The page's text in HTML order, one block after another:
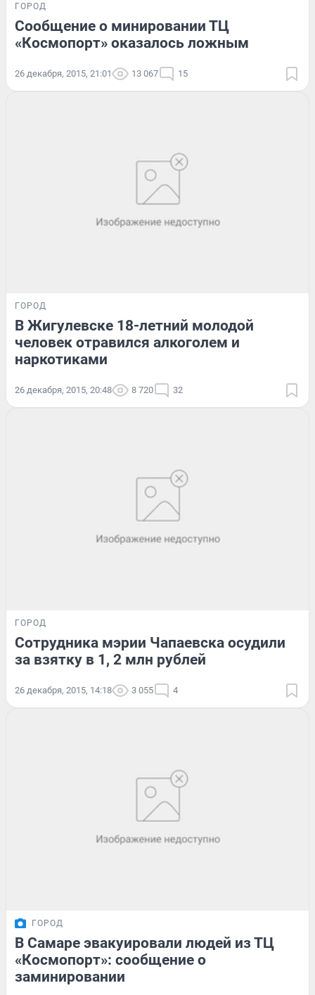
ГОРОД
Сообщение о минировании ТЦ
«Космопорт» оказалось ложным
26 декабря, 2015, 21:01 13 067 15
ГОРОД
В Жигулевске 18-летний молодой
человек отравился алкоголем и
наркотиками
26 декабря, 2015, 20:48 8 720 32
ГОРОД
Сотрудника мэрии Чапаевска осудили
за взятку в 1, 2 млн рублей
26 декабря, 2015, 14:18 3 055 4
ГОРОД
В Самаре эвакуировали людей из ТЦ
«Космопорт»: сообщение о
заминировании